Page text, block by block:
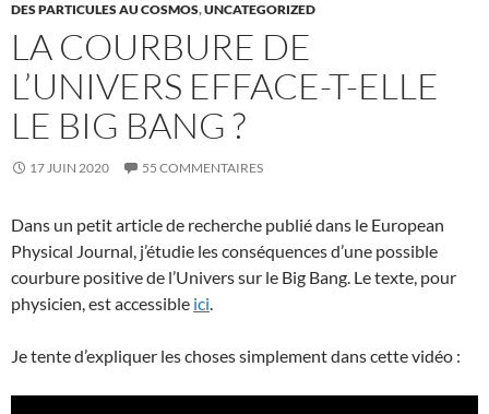
DES PARTICULES AU COSMOS,UNCATEGORIZED
LA COURBURE DE
L’UNIVERS EFFACE-T-ELLE
LE BIG BANG ?
17 JUIN 2020 55 COMMENTAIRES
Dans un petit article de recherche publié dans le European
Physical Journal, j’étudie les conséquences d’une possible
courbure positive de l’Univers sur le Big Bang. Le texte, pour
physicien, est accessible ici.
Je tente d’expliquer les choses simplement dans cette vidéo :